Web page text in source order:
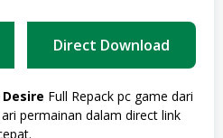
Direct Download
Desire Full Repack pc game dari
permainan dalam direct link